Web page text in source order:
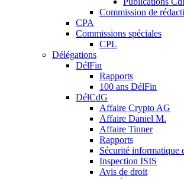
Commission de
CPA
Commissions spéciales
CPL
Délégations
DélFin
Rapports
100 ans DélFin
DélCdG
Affaire Crypto AG
Affaire Daniel M.
Affaire Tinner
Rapports
Sécurité informatique
Inspection ISIS
Avis de droit